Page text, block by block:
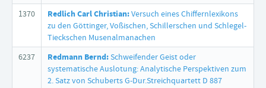
1370
Redlich Carl Christian:Versuch eines Chiffernlexikons
zu den Göttinger, Voßischen, Schillerschen und Schlegel-
Tieckschen Musenalmanachen
6237
Redmann Bernd:Schweifender Geist oder
systematische Auslotung: Analytische Perspektiven zum
2. Satz von Schuberts G-Dur.Streichquartett D 887